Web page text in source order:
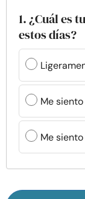
Familia
Ayuda
Cursos
Recursos
Comunidad
Encuentra
1. ¿Cuál es
estos días?
Me
Me